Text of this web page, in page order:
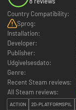
Country Compatibility:
Sprog:
Installation:
Developer:
Publisher:
Udgivelsesdato:
Genre:
Recent Steam reviews:
All Steam reviews:
ACTION 2D-PLATFORMSPIL